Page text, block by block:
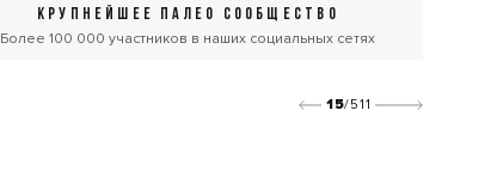
КРУПНЕЙШЕЕ ПАЛЕО СООБЩЕСТВО
Более 100 000 участников в наших социальных сетях
15/511